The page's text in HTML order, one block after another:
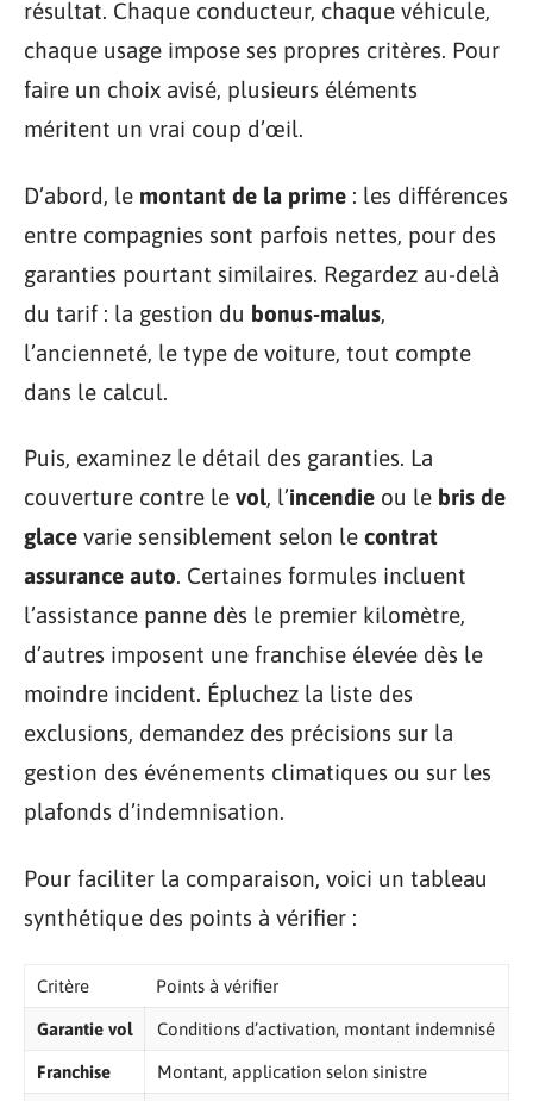
résultat. Chaque conducteur, chaque véhicule,
chaque usage impose ses propres critères. Pour
faire un choix avisé, plusieurs éléments
méritent un vrai coup d’œil.
D’abord, le montant de la prime : les différences
entre compagnies sont parfois nettes, pour des
garanties pourtant similaires. Regardez au-delà
du tarif : la gestion du bonus-malus,
l’ancienneté, le type de voiture, tout compte
dans le calcul.
Puis, examinez le détail des garanties. La
couverture contre le vol, l’incendie ou le bris de
glace varie sensiblement selon le contrat
assurance auto. Certaines formules incluent
l’assistance panne dès le premier kilomètre,
d’autres imposent une franchise élevée dès le
moindre incident. Épluchez la liste des
exclusions, demandez des précisions sur la
gestion des événements climatiques ou sur les
plafonds d’indemnisation.
Pour faciliter la comparaison, voici un tableau
synthétique des points à vérifier :
Critère Points à vérifier
Garantie vol Conditions d’activation, montant indemnisé
Franchise Montant, application selon sinistre